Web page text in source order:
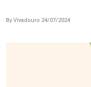
By Vivadouro 24/07/2024